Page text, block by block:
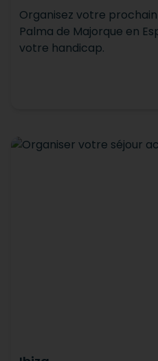
Organisez votre
Palma de Majorque en
votre handicap.